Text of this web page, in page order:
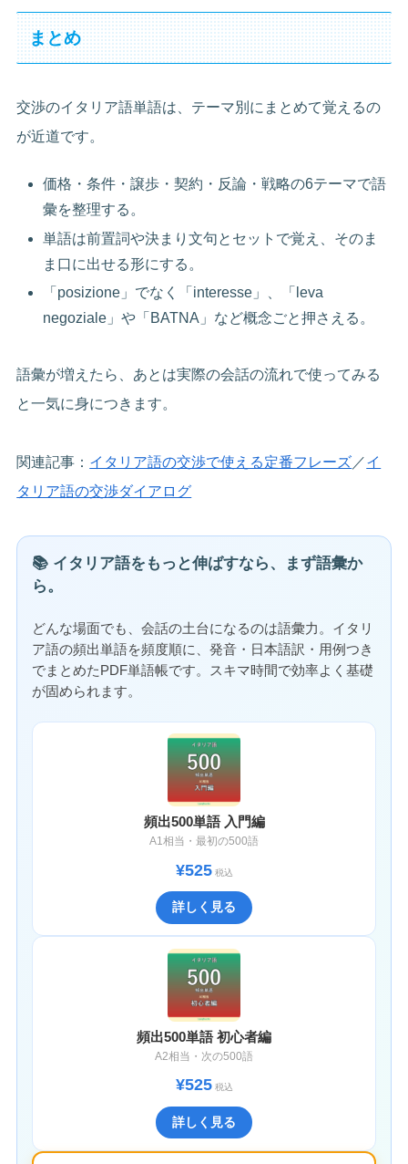
まとめ
交渉のイタリア語単語は、テーマ別にまとめて覚えるの
が近道です。
価格・条件・譲歩・契約・反論・戦略の6テーマで語
彙を整理する。
単語は前置詞や決まり文句とセットで覚え、そのま
ま口に出せる形にする。
「posizione」でなく「interesse」、「leva
negoziale」や「BATNA」など概念ごと押さえる。
語彙が増えたら、あとは実際の会話の流れで使ってみる
と一気に身につきます。
関連記事： イタリア語の交渉で使える定番フレーズ ／イ
タリア語の交渉ダイアログ
📚 イタリア語をもっと伸ばすなら、まず語彙か
ら。
どんな場面でも、会話の土台になるのは語彙力。イタリ
ア語の頻出単語を頻度順に、発音・日本語訳・用例つき
でまとめたPDF単語帳です。スキマ時間で効率よく基礎
が固められます。
頻出500単語 入門編
A1相当・最初の500語
¥525税込
詳しく見る
頻出500単語 初心者編
A2相当・次の500語
¥525税込
詳しく見る